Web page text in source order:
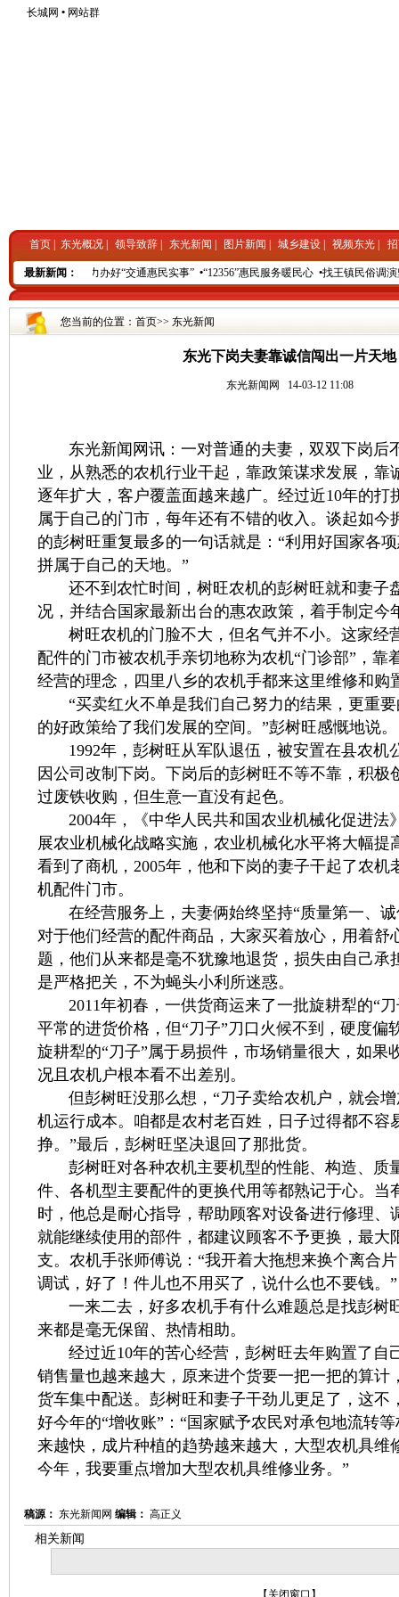
长城网 • 网站群
首页 东光概况 领导致辞 东光新闻 图片新闻 城乡建设 视频东光
最新新闻：
县交通局集中精力办好“交通惠民实事” •“12356”惠民服务暖民心 •找王镇民俗调演
您当前的位置： 首页>> 东光新闻
东光下岗夫妻靠诚信闯出一片天地
东光新闻网 14-03-12 11:08
东光新闻网讯：一对普通的夫妻，双双下岗后
业，从熟悉的农机行业干起，靠政策谋求发展，靠
逐年扩大，客户覆盖面越来越广。经过近10年的打
属于自己的门市，每年还有不错的收入。谈起如今
的彭树旺重复最多的一句话就是：“利用好国家各
拼属于自己的天地。”
还不到农忙时间，树旺农机的彭树旺就和妻子
况，并结合国家最新出台的惠农政策，着手制定今
树旺农机的门脸不大，但名气并不小。这家经
配件的门市被农机手亲切地称为农机“门诊部”，靠
经营的理念，四里八乡的农机手都来这里维修和购
“买卖红火不单是我们自己努力的结果，更重要
的好政策给了我们发展的空间。”彭树旺感慨地说。
1992年，彭树旺从军队退伍，被安置在县农机
因公司改制下岗。下岗后的彭树旺不等不靠，积极
过废铁收购，但生意一直没有起色。
2004年，《中华人民共和国农业机械化促进法
展农业机械化战略实施，农业机械化水平将大幅提
看到了商机，2005年，他和下岗的妻子干起了农机
机配件门市。
在经营服务上，夫妻俩始终坚持“质量第一、诚
对于他们经营的配件商品，大家买着放心，用着舒
题，他们从来都是毫不犹豫地退货，损失由自己承
是严格把关，不为蝇头小利所迷惑。
2011年初春，一供货商运来了一批旋耕犁的“刀
平常的进货价格，但“刀子”刀口火候不到，硬度偏
旋耕犁的“刀子”属于易损件，市场销量很大，如果
况且农机户根本看不出差别。
但彭树旺没那么想，“刀子卖给农机户，就会增
机运行成本。咱都是农村老百姓，日子过得都不容
挣。”最后，彭树旺坚决退回了那批货。
彭树旺对各种农机主要机型的性能、构造、质
件、各机型主要配件的更换代用等都熟记于心。当
时，他总是耐心指导，帮助顾客对设备进行修理、
就能继续使用的部件，都建议顾客不予更换，最大
支。农机手张师傅说：“我开着大拖想来换个离合
调试，好了！件儿也不用买了，说什么也不要钱。”
一来二去，好多农机手有什么难题总是找彭树
来都是毫无保留、热情相助。
经过近10年的苦心经营，彭树旺去年购置了自
销售量也越来越大，原来进个货要一把一把的算计
货车集中配送。彭树旺和妻子干劲儿更足了，这不
好今年的“增收账”：“国家赋予农民对承包地流转
来越快，成片种植的趋势越来越大，大型农机具维
今年，我要重点增加大型农机具维修业务。”
稿源： 东光新闻网 编辑： 高正义
相关新闻
【 关闭窗口 】